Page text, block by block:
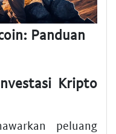
Panduan
Kripto
peluang